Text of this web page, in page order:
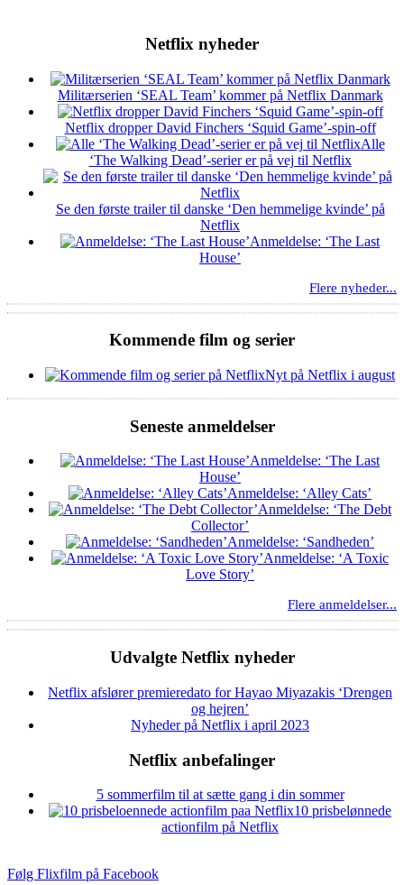
Netflix nyheder
Militærserien ‘SEAL Team’ kommer på Netflix Danmark
Netflix dropper David Finchers ‘Squid Game’-spin-off
Alle
‘The Walking Dead’-serier er på vej til Netflix
Se den første trailer til danske ‘Den hemmelige kvinde’ på
Netflix
Anmeldelse: ‘The Last
House’
Flere nyheder...
Kommende film og serier
Nyt på Netflix i august
Seneste anmeldelser
Anmeldelse: ‘The Last
House’
Anmeldelse: ‘Alley Cats’
Anmeldelse: ‘The Debt
Collector’
Anmeldelse: ‘Sandheden’
Anmeldelse: ‘A Toxic
Love Story’
Flere anmeldelser...
Udvalgte Netflix nyheder
Netflix afslører premieredato for Hayao Miyazakis ‘Drengen
og hejren’
Nyheder på Netflix i april 2023
Netflix anbefalinger
5 sommerfilm til at sætte gang i din sommer
10 prisbelønnede
actionfilm på Netflix
Følg Flixfilm på Facebook